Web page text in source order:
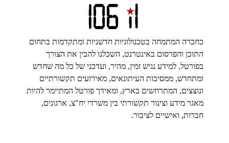
כחברה המתמחה בטכנולוגיות חדשניות ומתקדמות בתחום
התוכן והפרסום באינטרנט, השכלנו להבין את הצורך
בפורטל, למידע נגיש זמין, מהיר, ועדכני של כל מה שחדש
ומתחדש, ממסיבות העיתונאים, מאירועים תקשורתיים
ונוצצים, המתרחשים בארץ, ומאידך פורטל המתיימר להיות
מאגר מידע וצינור תקשורתי בין משרדי יח"צ, ארגונים,
חברות, ואישיים לציבור.